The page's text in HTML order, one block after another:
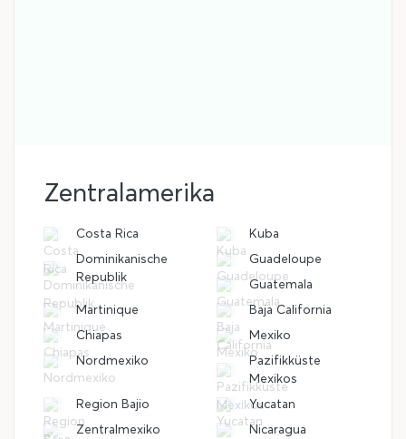
Zentralamerika
Costa Rica
Kuba
Dominikanische
Republik
Guadeloupe
Guatemala
Martinique
Baja California
Chiapas
Mexiko
Nordmexiko
Pazifikküste
Mexikos
Region Bajio
Yucatan
Zentralmexiko
Nicaragua